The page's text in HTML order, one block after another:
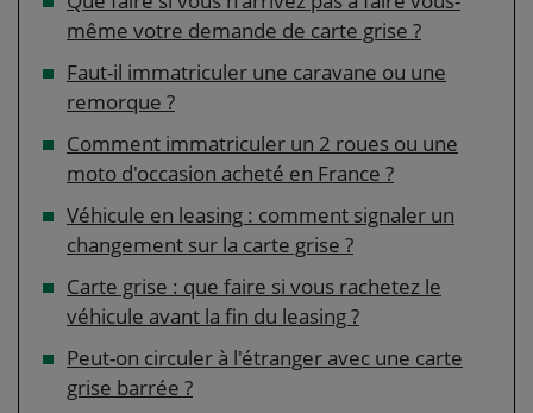
même votre demande de carte grise ?
Faut-il immatriculer une caravane ou une
remorque ?
Comment immatriculer un 2 roues ou une
moto d'occasion acheté en France ?
Véhicule en leasing : comment signaler un
changement sur la carte grise ?
Carte grise : que faire si vous rachetez le
véhicule avant la fin du leasing ?
Peut-on circuler à l'étranger avec une carte
grise barrée ?